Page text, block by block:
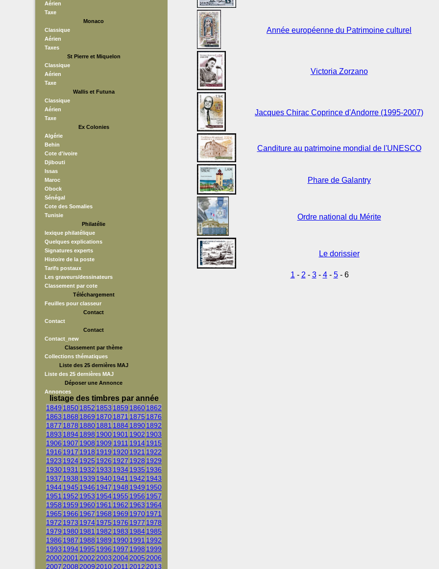
Aérien
Taxe
Monaco
Classique
Aérien
Taxes
St Pierre et Miquelon
Classique
Aérien
Taxe
Wallis et Futuna
Classique
Aérien
Taxe
Ex Colonies
Algérie
Behin
Cote d'ivoire
Djibouti
Issas
Maroc
Obock
Sénégal
Cote des Somalies
Tunisie
Philatélie
lexique philatélique
Quelques explications
Signatures experts
Histoire de la poste
Tarifs postaux
Les graveurs/dessinateurs
Classement par cote
Téléchargement
Feuilles pour classeur
Contact
Contact
Contact
Contact_new
Classement par thème
Collections thématiques
Liste des 25 dernières MAJ
Liste des 25 dernières MAJ
Déposer une Annonce
Annonces
listage des timbres par année
1849 18501852 1853 1859 18601862
1863 1868 1869 18701871 1875 1876
1877 1878 18801881 188418901892
1893 18941898 19001901 1902 1903
1906 1907 1908 1909 1911 19141915
1916 1917 1918 1919 19201921 1922
1923 19241925 1926 1927 1928 1929
19301931 1932 1933 19341935 1936
1937 1938 1939 19401941 1942 1943
19441945 1946 1947 1948 1949 1950
1951 1952 1953 19541955 1956 1957
1958 1959 19601961 1962 1963 1964
1965 1966 1967 1968 1969 19701971
1972 1973 19741975 1976 1977 1978
1979 19801981 1982 1983 19841985
1986 1987 1988 1989 19901991 1992
1993 19941995 1996 1997 1998 1999
20002001 2002 2003 20042005 2006
2007 2008 2009 2010 2011 2012 2013
Année européenne du Patrimoine culturel
Victoria Zorzano
Jacques Chirac Coprince d'Andorre (1995-2007)
Canditure au patrimoine mondial de l'UNESCO
Phare de Galantry
Ordre national du Mérite
Le dorissier
1 - 2 - 3- 4- 5- 6